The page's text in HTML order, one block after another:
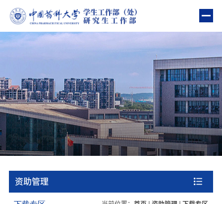
部门简介
教育管理
资助管理
心理健康
队伍建设
资助管理